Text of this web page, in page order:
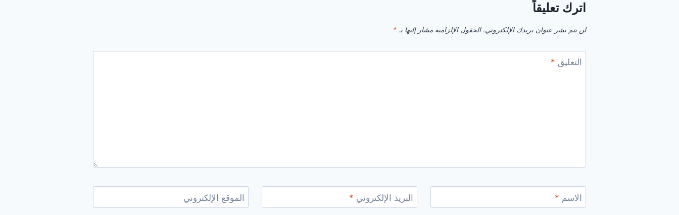
اترك تعليقاً
لن يتم نشر عنوان بريدك الإلكتروني. الحقول الإلزامية مشار إليها بـ *
التعليق *
الاسم * البريد الإلكتروني * الموقع الإلكتروني